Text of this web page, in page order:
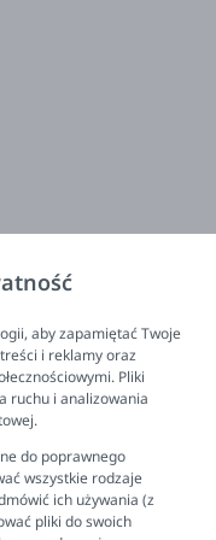
aby zapamiętać Twoje
i reklamy oraz
Pliki
ruchu i analizowania
do poprawnego
wszystkie rodzaje
ich używania (z
pliki do swoich